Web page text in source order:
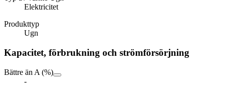
Elektricitet
Produkttyp
Ugn
Kapacitet, förbrukning och strömförsörjning
Bättre än A (%)
-